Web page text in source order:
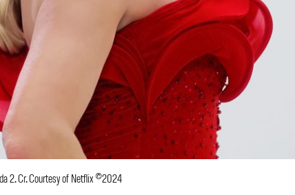
2. Cr. Courtesy of Netflix ©2024